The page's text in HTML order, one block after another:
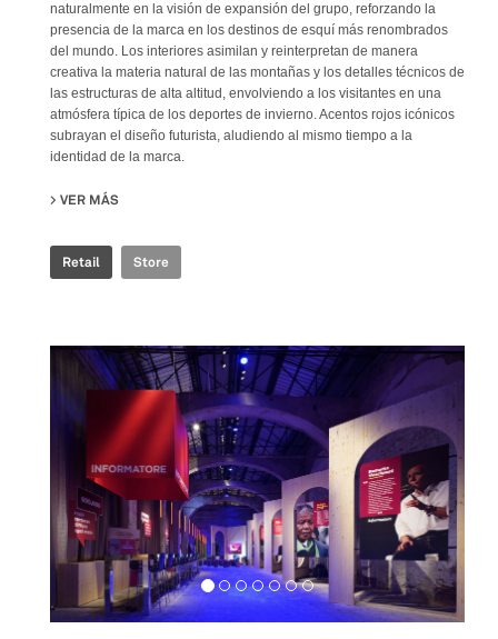
naturalmente en la visión de expansión del grupo, reforzando la
presencia de la marca en los destinos de esquí más renombrados
del mundo. Los interiores asimilan y reinterpretan de manera
creativa la materia natural de las montañas y los detalles técnicos de
las estructuras de alta altitud, envolviendo a los visitantes en una
atmósfera típica de los deportes de invierno. Acentos rojos icónicos
subrayan el diseño futurista, aludiendo al mismo tiempo a la
identidad de la marca.
VER MÁS
Retail Store